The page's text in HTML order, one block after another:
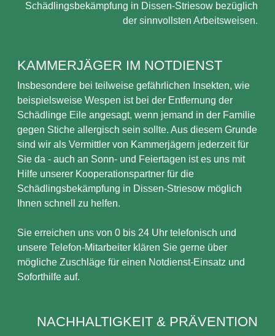
Schädlingsbekämpfung in Dissen-Striesow bezüglich
der sinnvollsten Arbeitsweisen.
KAMMERJÄGER IM NOTDIENST
Insbesondere bei teilweise gefährlichen Insekten, wie
beispielsweise Wespen ist bei der Entfernung der
Schädlinge Eile angesagt, wenn jemand in der Familie
gegen Stiche allergisch sein sollte. Aus diesem Grunde
sind wir als Vermittler von Kammerjägern jederzeit für
Sie da - auch an Sonn- und Feiertagen ist es uns mit
Hilfe unserer Kooperationspartner für die
Schädlingsbekämpfung in Dissen-Striesow möglich
Ihnen schnell zu helfen.
Sie erreichen uns von 0 bis 24 Uhr telefonisch und
unsere Telefon-Mitarbeiter klären Sie gerne über
mögliche Zuschläge für einen Notdienst-Einsatz und
Soforthilfe auf.
NACHHALTIGKEIT & PRÄVENTION